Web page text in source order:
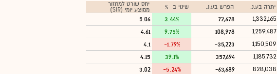
יתרה בע.נ. הפרש בע.נ. שינוי ב- %
יחס שורט למחזור
ממוצע יומי (SIR)
1,332,165
72,678
3.44%
5.06
1,259,487
108,978
9.75%
4.61
1,150,509
-35,223
-1.79%
4.1
1,185,732
357,694
39.1%
4.15
828,038
-63,689
-5.24%
3.02